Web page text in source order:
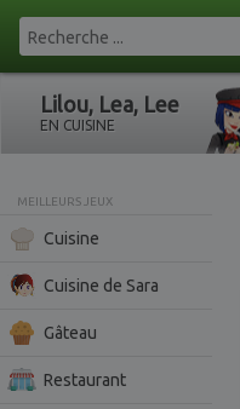
Lilou, Lea, Lee
EN CUISINE
MEILLEURS JEUX
Cuisine
Cuisine de Sara
Gâteau
Restaurant